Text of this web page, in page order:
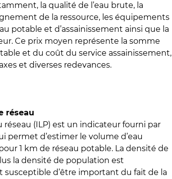
la qualité de l’eau brute, la
de la ressource, les équipements
potable et d’assainissement ainsi que la
Ce prix moyen représente la somme
et du coût du service assainissement,
et diverses redevances.
réseau
réseau (ILP) est un indicateur fourni par
permet d’estimer le volume d’eau
1 km de réseau potable. La densité de
la densité de population est
susceptible d’être important du fait de la